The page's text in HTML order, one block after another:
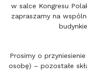
w salce Kongresu
zapraszamy na
Prosimy o
osobę) – pozostałe